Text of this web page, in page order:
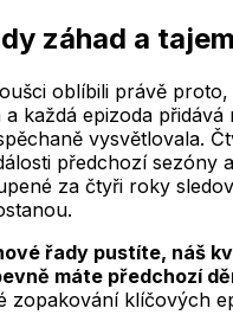
záhad a
oblíbili právě
každá epizoda přidává
vysvětlovala.
předchozí sezóny
za čtyři roky
řady pustíte, náš
máte předchozí
zopakování klíčových